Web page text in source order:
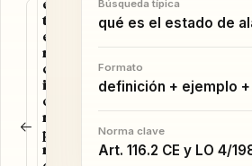
e
t
e
n
c
i
ó
n
p
r
SIGUIENTE
F
a
g
r
n
t
e
Búsqueda típica
qué es el estado de
Formato
definición + ejemplo
Norma clave
Art. 116.2 CE y LO 4/